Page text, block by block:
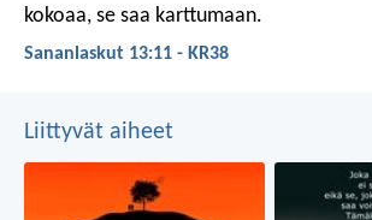
kokoaa, se saa karttumaan.
Sananlaskut 13:11 - KR38
Liittyvät aiheet